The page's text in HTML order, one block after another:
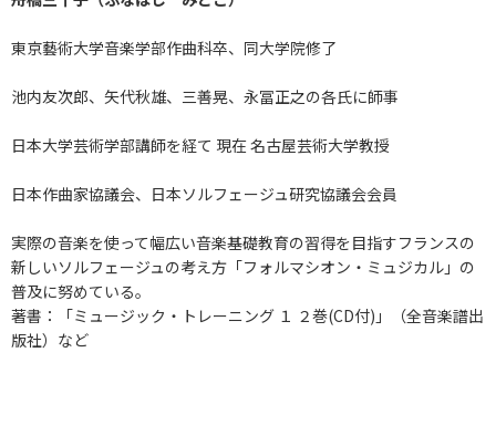
東京藝術大学音楽学部作曲科卒、同大学院修了
池内友次郎、矢代秋雄、三善晃、永冨正之の各氏に師事
日本大学芸術学部講師を経て 現在 名古屋芸術大学教授
日本作曲家協議会、日本ソルフェージュ研究協議会会員
実際の音楽を使って幅広い音楽基礎教育の習得を目指すフランスの
新しいソルフェージュの考え方「フォルマシオン・ミュジカル」の
普及に努めている。
著書：「ミュージック・トレーニング １ ２巻(CD付)」（全音楽譜出
版社）など